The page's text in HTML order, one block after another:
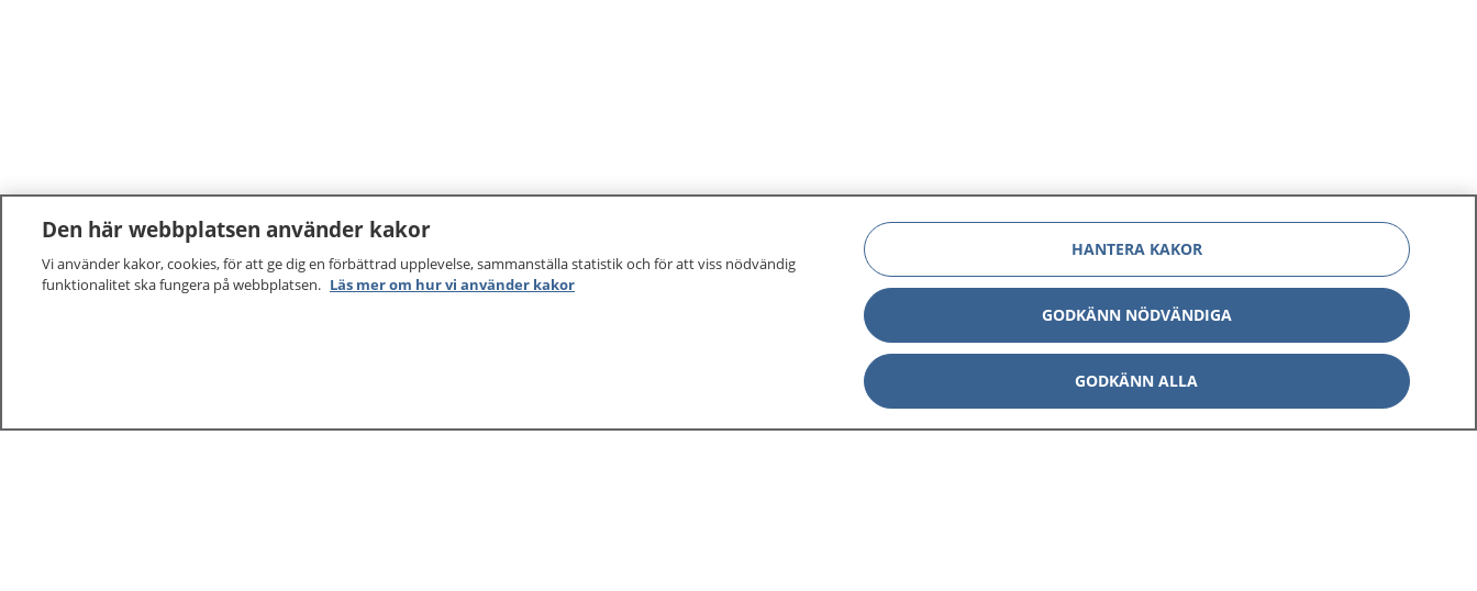
På 1177.se får du råd om hälsa och information om sjukdomar och
Other languages
Om 1177
Kontakt
Den här webbplatsen använder kakor
Vi använder kakor, cookies, för att ge dig en förbättrad upplevelse, sammanställa statistik och för att viss nödvändig
funktionalitet ska fungera på webbplatsen. Läs mer om hur vi använder kakor
HANTERA KAKOR
GODKÄNN NÖDVÄNDIGA
GODKÄNN ALLA